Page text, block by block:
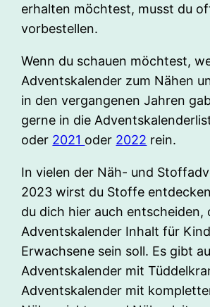
erhalten möchtest, musst du
vorbestellen.
Wenn du schauen möchtest,
Adventskalender zum Nähen
in den vergangenen Jahren
gerne in die
oder 2021 oder 2022 rein.
In vielen der Näh- und
2023 wirst du Stoffe
du dich hier auch entscheiden,
Adventskalender Inhalt für
Erwachsene sein soll. Es gibt
Adventskalender mit
Adventskalender mit